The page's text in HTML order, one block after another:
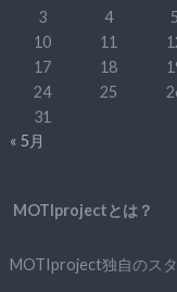
3
4 5
10
11
17
18
24
25
31
« 5月
MOTIprojectとは？
MOTIproject独自のスタ